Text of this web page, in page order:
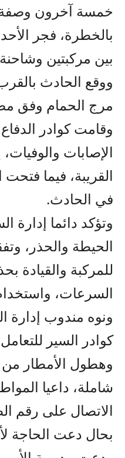
خمسة آخرون وصفة
بالخطرة، فجر
بين مركبتين
ووقع الحادث
مرج الحمام وفق
وقامت كوادر الدفاع
الإصابات
القريبة، فيما فتحت
في الحادث.
وتؤكد دائما إدارة
الحيطة والحذر،
للمركبة والقيادة
السرعات،
ونوه مندوب إدارة
كوادر السير
وهطول الأمطار
شاملة، داعيا
بحال دعت الحاجة